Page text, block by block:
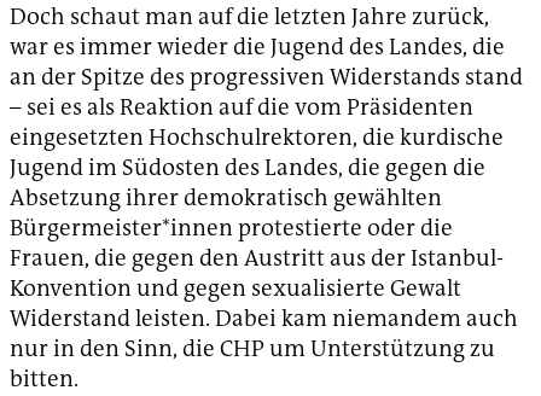
Doch schaut man auf die letzten Jahre zurück,
war es immer wieder die Jugend des Landes, die
an der Spitze des progressiven Widerstands stand
– sei es als Reaktion auf die vom Präsidenten
eingesetzten Hochschulrektoren, die kurdische
Jugend im Südosten des Landes, die gegen die
Absetzung ihrer demokratisch gewählten
Bürgermeister*innen protestierte oder die
Frauen, die gegen den Austritt aus der Istanbul-
Konvention und gegen sexualisierte Gewalt
Widerstand leisten. Dabei kam niemandem auch
nur in den Sinn, die CHP um Unterstützung zu
bitten.